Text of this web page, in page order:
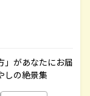
」があなたにお届
しの絶景集